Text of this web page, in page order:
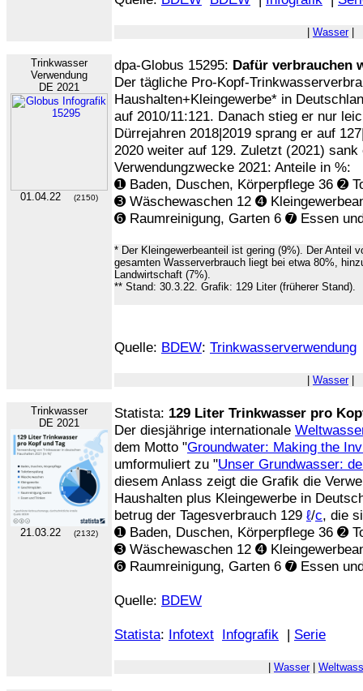
Wasser|
Trinkwasser
Verwendung
DE 2021
01.04.22 (2150)
dpa-Globus 15295: Dafür verbrauchen
Der tägliche Pro-Kopf-
Haushalten+Kleingewerbe* in
auf 2010/11:121. Danach stieg er nur
Dürrejahren 2018|2019 sprang er auf
2020 weiter auf 129. Zuletzt (2021)
Verwendungzwecke 2021: Anteile in %:
➊ Baden, Duschen, Körperpflege 36 ➋
➌ Wäschewaschen 12 ➍
➏ Raumreinigung, Garten 6 ➐ Essen
* Der Kleingewerbeanteil ist gering (9%). Der Anteil
gesamten Wasserverbrauch liegt bei etwa 80%,
Landwirtschaft (7%).
** Stand: 30.3.22. Grafik: 129 Liter (früherer Stand).
Quelle: BDEW: Trinkwasserverwendung
Wasser|
Trinkwasser
DE 2021
21.03.22 (2132)
Statista: 129 Liter Trinkwasser pro
Der diesjährige internationale
dem Motto "Groundwater: Making the
umformuliert zu "Unser Grundwasser:
diesem Anlass zeigt die Grafik die
Haushalten plus Kleingewerbe in
betrug der Tagesverbrauch 129 ℓ/c, die
➊ Baden, Duschen, Körperpflege 36 ➋
➌ Wäschewaschen 12 ➍
➏ Raumreinigung, Garten 6 ➐ Essen
Quelle: BDEW
Statista: Infotext Infografik | Serie
Wasser|